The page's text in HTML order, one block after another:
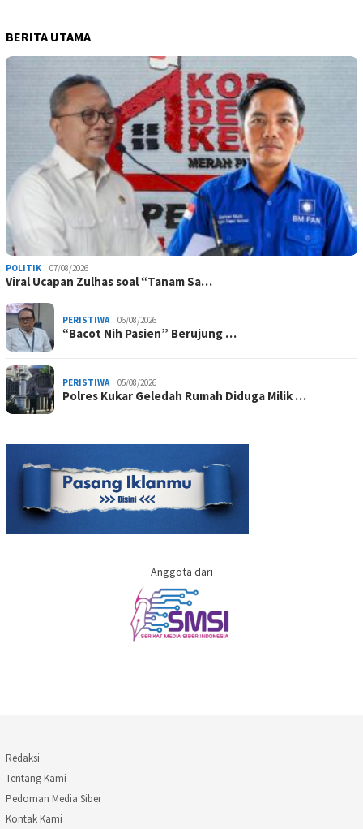
BERITA UTAMA
POLITIK 07/08/2026
Viral Ucapan Zulhas soal “Tanam Sa…
PERISTIWA 06/08/2026
“Bacot Nih Pasien” Berujung …
PERISTIWA 05/08/2026
Polres Kukar Geledah Rumah Diduga Milik …
Anggota dari
Redaksi
Tentang Kami
Pedoman Media Siber
Kontak Kami